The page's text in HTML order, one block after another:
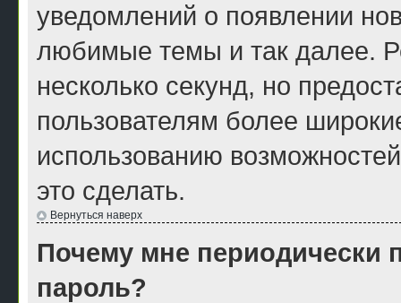
уведомлений о появлении
любимые темы и так далее.
несколько секунд, но
пользователям более
использованию
это сделать.
Вернуться наверх
Почему мне периодически
пароль?